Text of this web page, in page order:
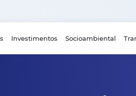
Investimentos Socioambiental